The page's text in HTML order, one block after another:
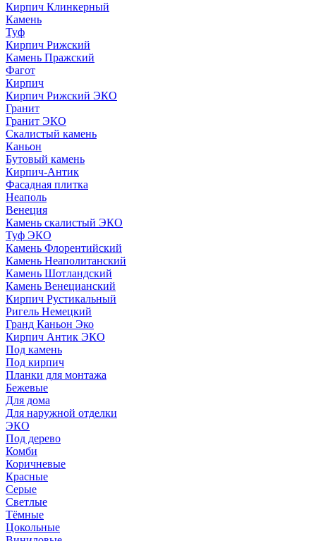
Кирпич Клинкерный
Камень
Туф
Кирпич Рижский
Камень Пражский
Фагот
Кирпич
Кирпич Рижский ЭКО
Гранит
Гранит ЭКО
Скалистый камень
Каньон
Бутовый камень
Кирпич-Антик
Фасадная плитка
Неаполь
Венеция
Камень скалистый ЭКО
Туф ЭКО
Камень Флорентийский
Камень Неаполитанский
Камень Шотландский
Камень Венецианский
Кирпич Рустикальный
Ригель Немецкий
Гранд Каньон Эко
Кирпич Антик ЭКО
Под камень
Под кирпич
Планки для монтажа
Бежевые
Для дома
Для наружной отделки
ЭКO
Под дерево
Комби
Коричневые
Красные
Серые
Светлые
Тёмные
Цокольные